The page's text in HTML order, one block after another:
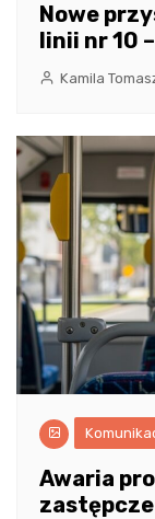
Nowe
linii nr 10
Kamila
Awaria